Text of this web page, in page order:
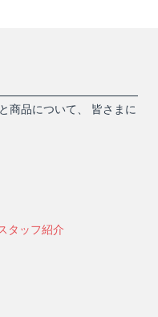
商品について、 皆さまに
タッフ紹介